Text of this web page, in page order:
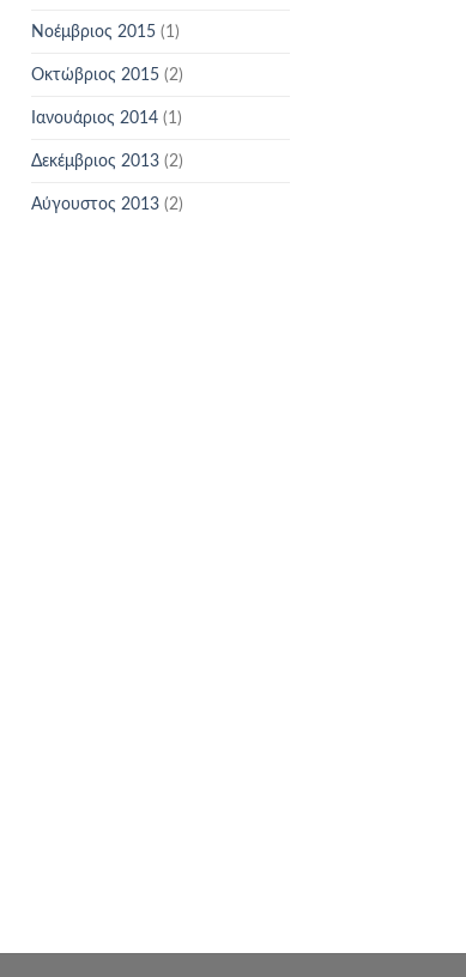
Νοέμβριος 2015(1)
Οκτώβριος 2015(2)
Ιανουάριος 2014(1)
Δεκέμβριος 2013(2)
Αύγουστος 2013(2)